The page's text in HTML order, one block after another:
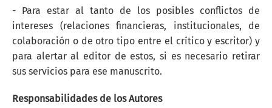
- Para estar al tanto de los posibles conflictos de
intereses (relaciones financieras, institucionales, de
colaboración o de otro tipo entre el crítico y escritor) y
para alertar al editor de estos, si es necesario retirar
sus servicios para ese manuscrito.
Responsabilidades de los Autores